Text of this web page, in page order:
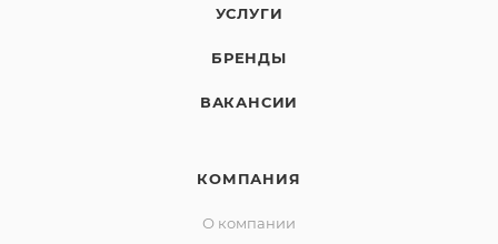
УСЛУГИ
БРЕНДЫ
ВАКАНСИИ
КОМПАНИЯ
О компании